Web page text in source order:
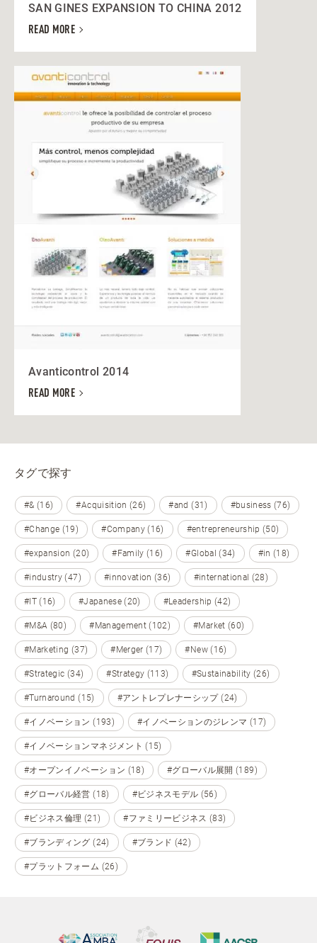
SAN GINES EXPANSION TO CHINA 2012
READ MORE
Avanticontrol 2014
READ MORE
タグで探す
#& (16) #Acquisition (26) #and (31) #business (76)
#Change (19) #Company (16) #entrepreneurship (50)
#expansion (20) #Family (16) #Global (34) #in (18)
#industry (47) #innovation (36) #international (28)
#IT (16) #Japanese (20) #Leadership (42)
#M&A (80) #Management (102) #Market (60)
#Marketing (37) #Merger (17) #New (16)
#Strategic (34) #Strategy (113) #Sustainability (26)
#Turnaround (15) #アントレプレナーシップ (24)
#イノベーション (193) #イノベーションのジレンマ (17)
#イノベーションマネジメント (15)
#オープンイノベーション (18) #グローバル展開 (189)
#グローバル経営 (18) #ビジネスモデル (56)
#ビジネス倫理 (21) #ファミリービジネス (83)
#ブランディング (24) #ブランド (42)
#プラットフォーム (26)